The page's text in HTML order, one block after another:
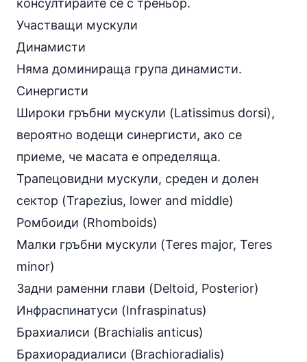
Участващи мускули
Динамисти
Няма доминираща група динамисти.
Синергисти
Широки гръбни мускули (Latissimus dorsi),
вероятно водещи синергисти, ако се
приеме, че масата е определяща.
Трапецовидни мускули, среден и долен
сектор (Trapezius, lower and middle)
Ромбоиди (Rhomboids)
Малки гръбни мускули (Teres major, Teres
minor)
Задни раменни глави (Deltoid, Posterior)
Инфраспинатуси (Infraspinatus)
Брахиалиси (Brachialis anticus)
Брахиорадиалиси (Brachioradialis)